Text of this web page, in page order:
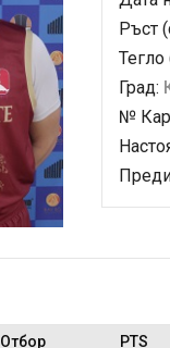
Ръст
Тегло
Град:
№
Отбор PTS